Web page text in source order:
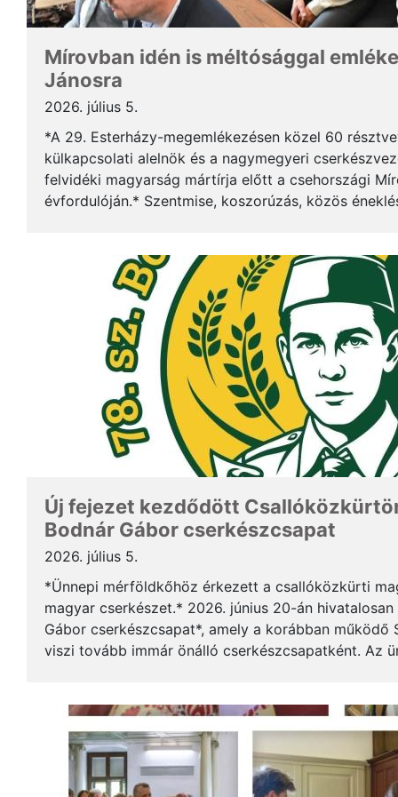
Mírovban idén is méltósággal
Jánosra
2026. július 5.
*A 29. Esterházy-megemlékezésen közel 60
külkapcsolati alelnök és a nagymegyeri
felvidéki magyarság mártírja előtt a csehországi
évfordulóján.* Szentmise, koszorúzás, közös
Új fejezet kezdődött
Bodnár Gábor cserkészcsapat
2026. július 5.
*Ünnepi mérföldkőhöz érkezett a csallóközkürti
magyar cserkészet.* 2026. június 20-án
Gábor cserkészcsapat*, amely a korábban működő
viszi tovább immár önálló cserkészcsapatként. Az